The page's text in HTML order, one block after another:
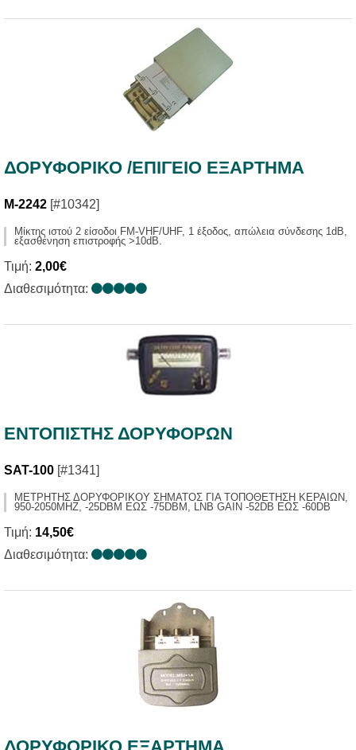
ΔΟΡΥΦΟΡΙΚΟ /ΕΠΙΓΕΙΟ ΕΞΑΡΤΗΜΑ
M-2242 [#10342]
Μίκτης ιστού 2 είσοδοι FM-VHF/UHF, 1 έξοδος, απώλεια σύνδεσης 1dB,
εξασθένηση επιστροφής >10dB.
Τιμή: 2,00€
Διαθεσιμότητα:
ΕΝΤΟΠΙΣΤΗΣ ΔΟΡΥΦΟΡΩΝ
SAT-100 [#1341]
ΜΕΤΡΗΤΗΣ ΔΟΡΥΦΟΡΙΚΟΥ ΣΗΜΑΤΟΣ ΓΙΑ ΤΟΠΟΘΕΤΗΣΗ ΚΕΡΑΙΩΝ,
950-2050MHZ, -25DBM ΕΩΣ -75DBM, LNB GAIN -52DB ΕΩΣ -60DB
Τιμή: 14,50€
Διαθεσιμότητα: